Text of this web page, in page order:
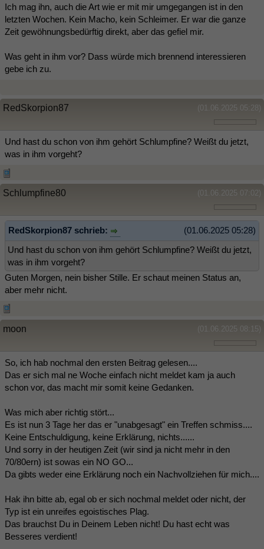
Ich mag ihn, auch die Art wie er mit mir umgegangen ist in den
letzten Wochen. Kein Macho, kein Schleimer. Er war die ganze
Zeit gewöhnungsbedürftig direkt, aber das gefiel mir.
Was geht in ihm vor? Dass würde mich brennend interessieren
gebe ich zu.
(01.06.2025 05:28)
RedSkorpion87
Und hast du schon von ihm gehört Schlumpfine? Weißt du jetzt,
was in ihm vorgeht?
(01.06.2025 07:02)
Schlumpfine80
(01.06.2025 05:28)
RedSkorpion87 schrieb:
Und hast du schon von ihm gehört Schlumpfine? Weißt du jetzt,
was in ihm vorgeht?
Guten Morgen, nein bisher Stille. Er schaut meinen Status an,
aber mehr nicht.
(01.06.2025 08:15)
moon
So, ich hab nochmal den ersten Beitrag gelesen....
Das er sich mal ne Woche einfach nicht meldet kam ja auch
schon vor, das macht mir somit keine Gedanken.
Was mich aber richtig stört...
Es ist nun 3 Tage her das er "unabgesagt" ein Treffen schmiss....
Keine Entschuldigung, keine Erklärung, nichts......
Und sorry in der heutigen Zeit (wir sind ja nicht mehr in den
70/80ern) ist sowas ein NO GO...
Da gibts weder eine Erklärung noch ein Nachvollziehen für mich....
Hak ihn bitte ab, egal ob er sich nochmal meldet oder nicht, der
Typ ist ein unreifes egoistisches Plag.
Das brauchst Du in Deinem Leben nicht! Du hast echt was
Besseres verdient!